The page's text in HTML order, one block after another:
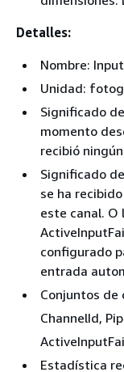
Detalles:
Nombre:
Unidad:
Significado
momento
recibió
Significado
se ha
este canal. O
configurado
entrada
Conjuntos de
ChannelId,
Estadística